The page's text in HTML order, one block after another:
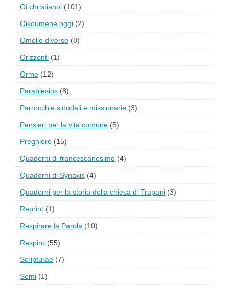
Oi christianoi (101)
Oikoumene oggi (2)
Omelie diverse (8)
Orizzonti (1)
Orme (12)
Paraplesios (8)
Parrocchie sinodali e missionarie (3)
Pensieri per la vita comune (5)
Preghiere (15)
Quaderni di francescanesimo (4)
Quaderni di Synaxis (4)
Quaderni per la storia della chiesa di Trapani (3)
Reprint (1)
Respirare la Parola (10)
Respiro (55)
Scripturae (7)
Semi (1)